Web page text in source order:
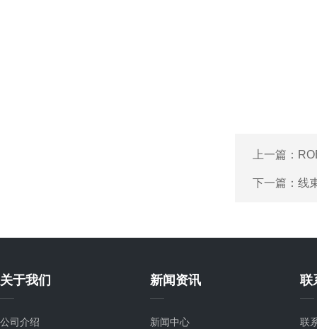
上一篇：
下一篇： 线
关于我们
公司介绍
新闻资讯
新闻中心
联
联